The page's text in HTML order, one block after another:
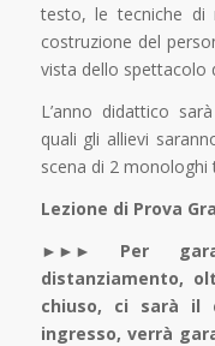
testo, le tecniche di
costruzione del
vista dello spettacolo
L’anno didattico
quali gli allievi
scena di 2 monologhi
Lezione di Prova
►►► Per
distanziamento,
chiuso, ci sarà il
ingresso, verrà